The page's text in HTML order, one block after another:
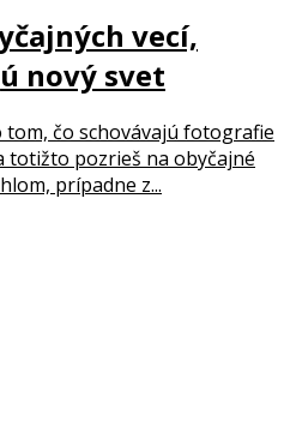
vecí,
nový svet
tom, čo schovávajú fotografie
totižto pozrieš na obyčajné
prípadne z...